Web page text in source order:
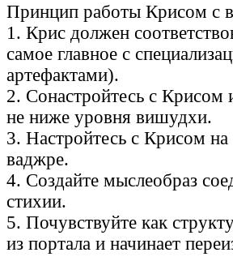
Принцип работы Крисом с
1. Крис должен
самое главное с
артефактами).
2. Сонастройтесь с Крисом
не ниже уровня вишудхи.
3. Настройтесь с Крисом
ваджре.
4. Создайте мыслеобраз
стихии.
5. Почувствуйте как
из портала и начинает